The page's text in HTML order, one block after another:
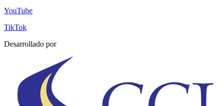
YouTube
TikTok
Desarrollado por